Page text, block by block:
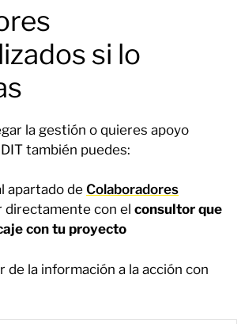
si lo
la gestión o quieres apoyo
también puedes:
apartado deColaboradores
directamente con el consultor que
con tu proyecto
de la información a la acción con